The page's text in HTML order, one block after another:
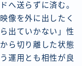
へ送らずに済む。
像を外に出したく
出ていかない」性
ら切り離した状態
運用とも相性が良